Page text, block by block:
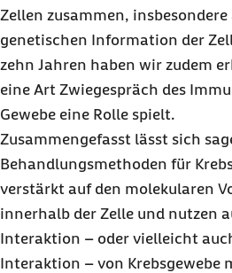
Zellen zusammen,
genetischen Information der
zehn Jahren haben wir zudem
eine Art Zwiegespräch des
Gewebe eine Rolle spielt.
Zusammengefasst lässt sich
Behandlungsmethoden für
verstärkt auf den molekularen
innerhalb der Zelle und nutzen
Interaktion – oder vielleicht
Interaktion – von Krebsgewebe